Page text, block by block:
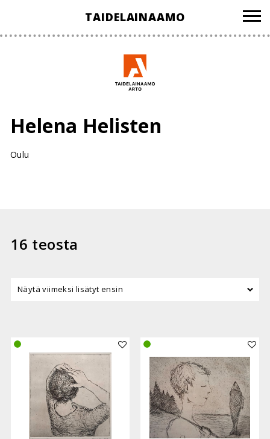
TAIDELAINAAMO
Helena Helisten
Oulu
16 teosta
Lisää teos kokoelmaan Lisää